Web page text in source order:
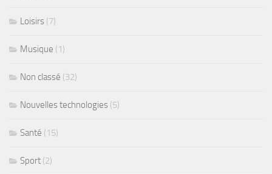
Loisirs (7)
Musique (1)
Non classé (32)
Nouvelles technologies (5)
Santé (15)
Sport (2)